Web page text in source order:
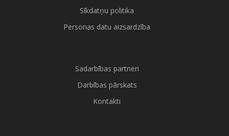
Sīkdatņu politika
Personas datu aizsardzība
Sadarbības partneri
Darbības pārskats
Kontakti